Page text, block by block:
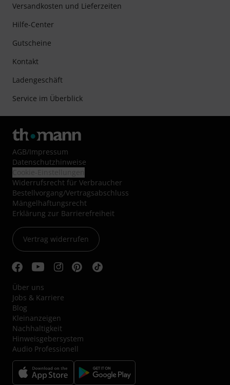
Versandkosten und Lieferzeiten
Hilfe-Center
Gutscheine
Kontakt
Ladengeschäft
Service im Überblick
AGB/Impressum
Datenschutzhinweise
Widerrufsrecht für Verbraucher
Bestellvorgang/Vertragsabschluss
Mängelhaftungsrecht
Erklärung zur Barrierefreiheit
Vertrag widerrufen
Über uns
Jobs & Karriere
Blog
Kleinanzeigen
Nachhaltigkeit
Hinweisgebersystem
Audio Professionell